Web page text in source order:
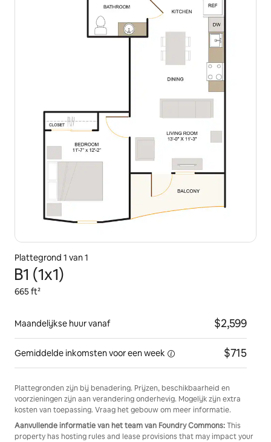
Plattegrond 1 van 1
B1 (1x1)
665 ft²
Maandelijkse huur vanaf $2,599
Gemiddelde inkomsten vooreen week $715
Plattegronden zijn bij benadering. Prijzen, beschikbaarheid en
voorzieningen zijn aan verandering onderhevig. Mogelijk zijn extra
kosten van toepassing. Vraag het gebouw om meer informatie.
Aanvullende informatie van het team van Foundry Commons:This
property has hosting rules and lease provisions that may impact your